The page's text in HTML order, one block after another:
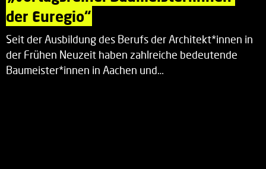
der Euregio“
Seit der Ausbildung des Berufs der Architekt*innen in
der Frühen Neuzeit haben zahlreiche bedeutende
Baumeister*innen in Aachen und…